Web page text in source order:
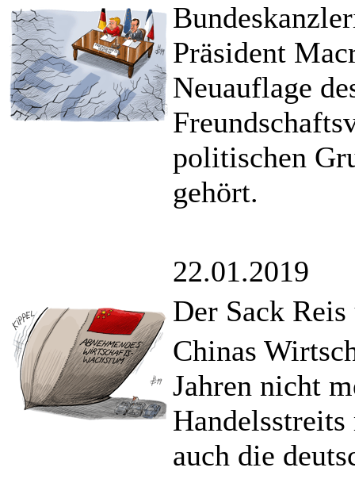
Präsident
Neuauflage
politischen
gehört.
22.01.2019
Der Sack
Chinas
Jahren nicht
auch die